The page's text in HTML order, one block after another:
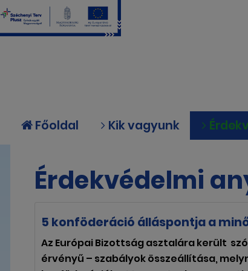
Főoldal Kik vagyunk
Érdekvédelmi
5 konföderáció álláspontja a
Az Európai Bizottság asztalára került
érvényű – szabályok összeállítása,